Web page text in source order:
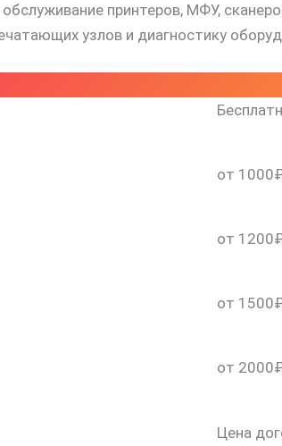
принтеров, МФУ,
узлов и диагностику
от
от
от
от
Цена